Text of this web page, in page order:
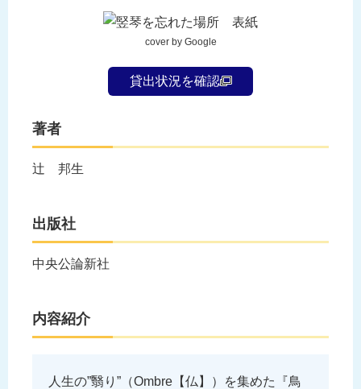
cover by Google
貸出状況を確認
著者
辻 邦生
出版社
中央公論新社
内容紹介
人生の”翳り”（Ombre【仏】）を集めた『鳥